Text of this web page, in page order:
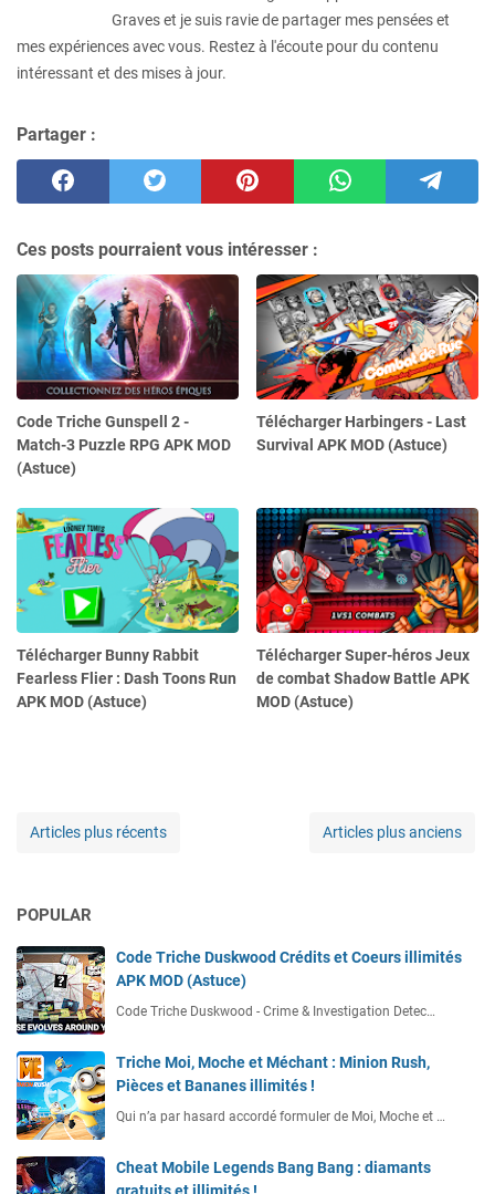
Graves et je suis ravie de partager mes pensées et
mes expériences avec vous. Restez à l'écoute pour du contenu
intéressant et des mises à jour.
Partager :
Ces posts pourraient vous intéresser :
Code Triche Gunspell 2 -
Match-3 Puzzle RPG APK MOD
(Astuce)
Télécharger Harbingers - Last
Survival APK MOD (Astuce)
Télécharger Bunny Rabbit
Fearless Flier : Dash Toons Run
APK MOD (Astuce)
Télécharger Super-héros Jeux
de combat Shadow Battle APK
MOD (Astuce)
Articles plus récents Articles plus anciens
POPULAR
Code Triche Duskwood Crédits et Coeurs illimités
APK MOD (Astuce)
Code Triche Duskwood - Crime & Investigation Detec…
Triche Moi, Moche et Méchant : Minion Rush,
Pièces et Bananes illimités !
Qui n’a par hasard accordé formuler de Moi, Moche et …
Cheat Mobile Legends Bang Bang : diamants
gratuits et illimités !